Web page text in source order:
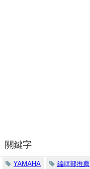
關鍵字
YAMAHA 編輯部推薦